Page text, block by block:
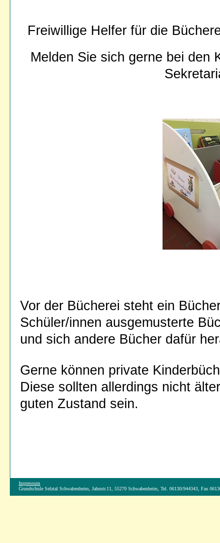
Freiwillige Helfer für die
Melden Sie sich gerne bei den
Vor der Bücherei steht ein
Schüler/innen ausgemusterte
und sich andere Bücher dafür
Gerne können private
Diese sollten allerdings nicht
guten Zustand sein.
Impressum
Grundschule Selztal Schwabenheim, Jahnstr.11, 55270 Schwabenheim, Tel. 06130/944343, Fax